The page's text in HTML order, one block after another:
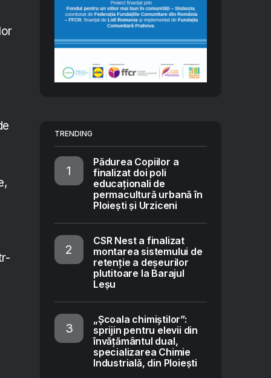
TRENDING
Pădurea Copiilor a
finalizat doi poli
educaționali de
permacultură urbană în
Ploiești și Urziceni
CSR Nest a finalizat
montarea sistemului de
retenție a deșeurilor
plutitoare la Barajul
Leșu
„Școala chimiștilor”:
sprijin pentru elevii din
învățământul dual,
specializarea Chimie
Industrială, din Ploiești